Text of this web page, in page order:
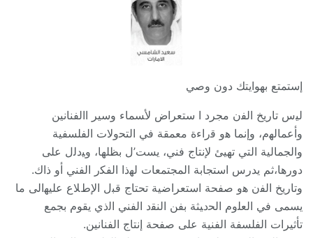
إستمتع بهوايتك دون وصي
ﻟﻴﺱ تاريخ ﺍﻟﻔﻥ مجرد ﺍ ستعراض ﻷﺴﻤﺎﺀ وسير ﺍالفنانين
ﻭﺃﻋﻤﺎﻟﻬﻡ، ﻭإنما ﻫﻭ ﻗﺭﺍﺀة معمقة ﻓﻲ ﺍﻟﺘﺤﻭﻻﺕ ﺍﻟﻔﻠﺴﻔﻴﺔ
ﻭﺍﻟﺠﻤﺎﻟﻴﺔ ﺍﻟﺘﻲ تهيئ ﻹنتاج ﻓﻨﻲ، يست’ل بظلها، ﻭﻴﺩﻟل ﻋﻠﻰ
ﺩﻭﺭﻫﺎ،ثم يدرس استجابة ﺍﻟﻤﺠﺘﻤﻌﺎﺕ ﻟﻬﺫﺍ ﺍﻟﻔﻜﺭ ﺍﻟﻔﻨﻲ ﺃﻭ ﺫﺍﻙ.
ﻭتاريخ ﺍﻟﻔﻥ ﻫﻭ صفحة استعراضية تحتاج ﻗﺒل ﺍﻹﻁﻼﻉ ﻋﻠﻴﻬالى ما
يسمى ﻓﻲ ﺍﻟﻌﻠﻭﻡ ﺍﻟﺤﺩﻴﺜﺔ بفن ﺍﻟﻨﻘﺩ ﺍﻟﻔﻨﻲ ﺍﻟﺫﻱ يقوم بجمع
تأثيرات الفلسفة الفنية على صفحة إنتاج الفنانين.